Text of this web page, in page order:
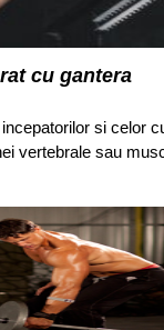
cu gantera
si celor
vertebrale sau